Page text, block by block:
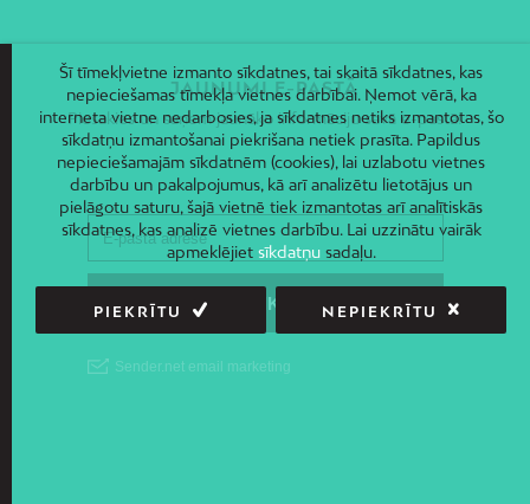
JAUNUMI E-PASTĀ
Piesakies un saņem jaunāko informāciju savā e-pastā!
Šī tīmekļvietne izmanto sīkdatnes, tai skaitā sīkdatnes, kas
nepieciešamas tīmekļa vietnes darbībai. Ņemot vērā, ka
interneta vietne nedarbosies, ja sīkdatnes netiks izmantotas, šo
sīkdatņu izmantošanai piekrišana netiek prasīta. Papildus
nepieciešamajām sīkdatnēm (cookies), lai uzlabotu vietnes
darbību un pakalpojumus, kā arī analizētu lietotājus un
pielāgotu saturu, šajā vietnē tiek izmantotas arī analītiskās
sīkdatnes, kas analizē vietnes darbību. Lai uzzinātu vairāk
apmeklējiet sīkdatņusadaļu.
PIEKRĪTU NEPIEKRĪTU